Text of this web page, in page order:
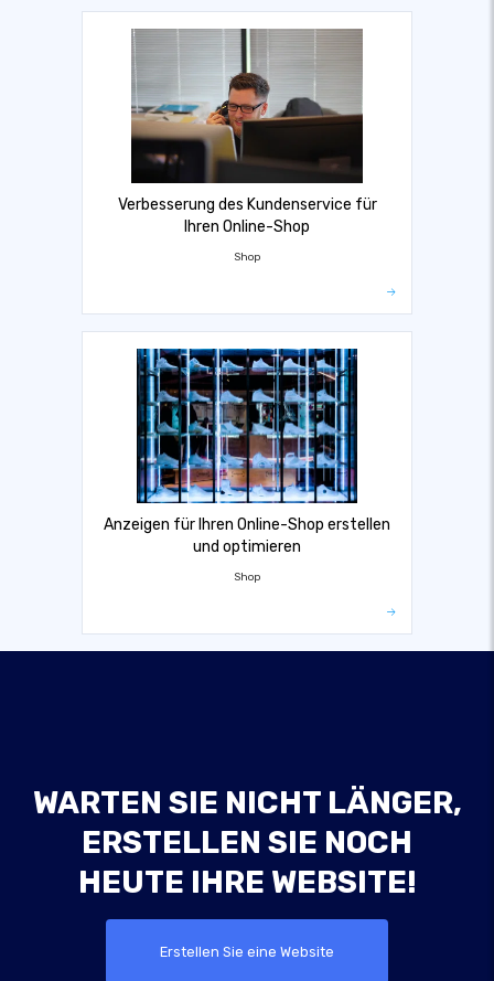
Verbesserung des Kundenservice für
Ihren Online-Shop
Shop
Anzeigen für Ihren Online-Shop erstellen
und optimieren
Shop
WARTEN SIE NICHT LÄNGER,
ERSTELLEN SIE NOCH
HEUTE IHRE WEBSITE!
Erstellen Sie eine Website